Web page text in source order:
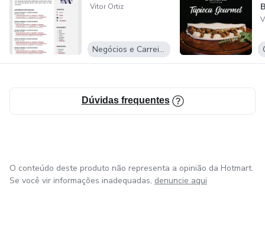
Vitor Ortiz
Negócios e Carreira
Dúvidas frequentes
O conteúdo deste produto não representa a opinião da Hotmart.
Se você vir informações inadequadas, denuncie aqui